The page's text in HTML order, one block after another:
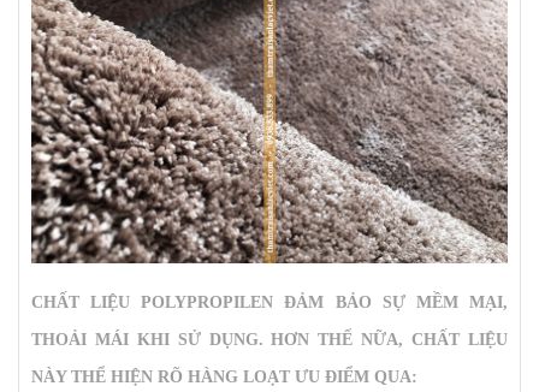
CHẤT LIỆU POLYPROPILEN ĐẢM BẢO SỰ MỀM MẠI,
THOẢI MÁI KHI SỬ DỤNG. HƠN THẾ NỮA, CHẤT LIỆU
NÀY THỂ HIỆN RÕ HÀNG LOẠT ƯU ĐIỂM QUA: